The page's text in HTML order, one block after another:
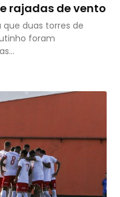
rajadas de vento
duas torres de
foram